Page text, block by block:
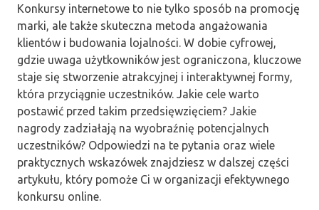
Konkursy internetowe to nie tylko sposób na promocję
marki, ale także skuteczna metoda angażowania
klientów i budowania lojalności. W dobie cyfrowej,
gdzie uwaga użytkowników jest ograniczona, kluczowe
staje się stworzenie atrakcyjnej i interaktywnej formy,
która przyciągnie uczestników. Jakie cele warto
postawić przed takim przedsięwzięciem? Jakie
nagrody zadziałają na wyobraźnię potencjalnych
uczestników? Odpowiedzi na te pytania oraz wiele
praktycznych wskazówek znajdziesz w dalszej części
artykułu, który pomoże Ci w organizacji efektywnego
konkursu online.